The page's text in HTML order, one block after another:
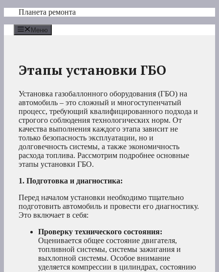
Перейти
содержимому
Планета ремонта
Меню
Этапы установки ГБО
Установка газобаллонного оборудования (ГБО) на
автомобиль – это сложный и многоступенчатый
процесс, требующий квалифицированного подхода и
строгого соблюдения технологических норм. От
качества выполнения каждого этапа зависит не
только безопасность эксплуатации, но и
долговечность системы, а также экономичность
расхода топлива. Рассмотрим подробнее основные
этапы установки ГБО.
1. Подготовка и диагностика:
Перед началом установки необходимо тщательно
подготовить автомобиль и провести его диагностику.
Это включает в себя:
Проверку технического состояния:
Оценивается общее состояние двигателя,
топливной системы, системы зажигания и
выхлопной системы. Особое внимание
уделяется компрессии в цилиндрах, состоянию